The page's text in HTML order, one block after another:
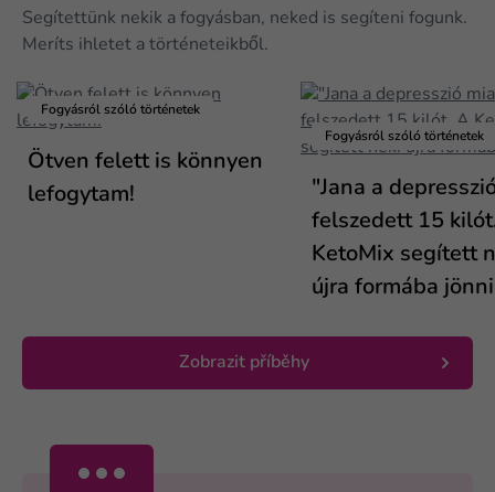
Segítettünk nekik a fogyásban, neked is segíteni fogunk.
Meríts ihletet a történeteikből.
Fogyásról szóló történetek
Ötven felett is könnyen
lefogytam!
Fogyásról szóló történetek
"Jana a
felszedett 15
KetoMix segített
újra formába
Zobrazit příběhy